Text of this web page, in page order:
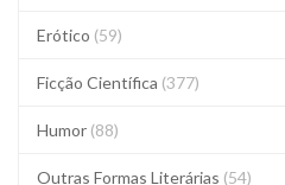
Erótico (59)
Ficção Científica (377)
Humor (88)
Outras Formas Literárias (54)